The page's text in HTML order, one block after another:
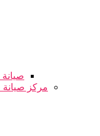
صيانة
مركز صيانة